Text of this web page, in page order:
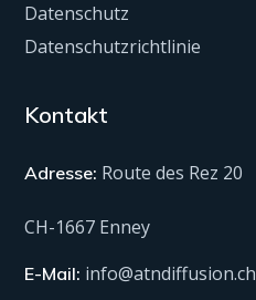
Datenschutz
Datenschutzrichtlinie
Kontakt
Adresse: Route des Rez 20
CH-1667 Enney
E-Mail: info@atndiffusion.ch